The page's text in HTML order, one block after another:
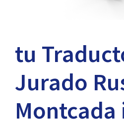
tu
Jurado
Montcada